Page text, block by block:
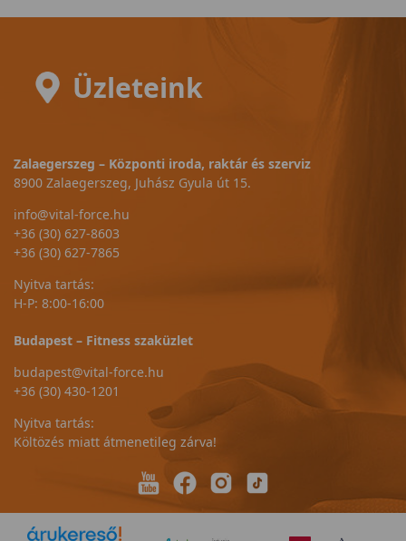
Üzleteink
Zalaegerszeg – Központi iroda, raktár és szerviz
8900 Zalaegerszeg, Juhász Gyula út 15.
info@vital-force.hu
+36 (30) 627-8603
+36 (30) 627-7865
Nyitva tartás:
H-P: 8:00-16:00
Budapest – Fitness szaküzlet
budapest@vital-force.hu
+36 (30) 430-1201
Nyitva tartás:
Költözés miatt átmenetileg zárva!